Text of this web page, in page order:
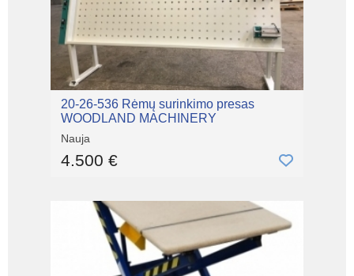
20-26-536 Rėmų surinkimo presas
WOODLAND MACHINERY
Nauja
4.500 €